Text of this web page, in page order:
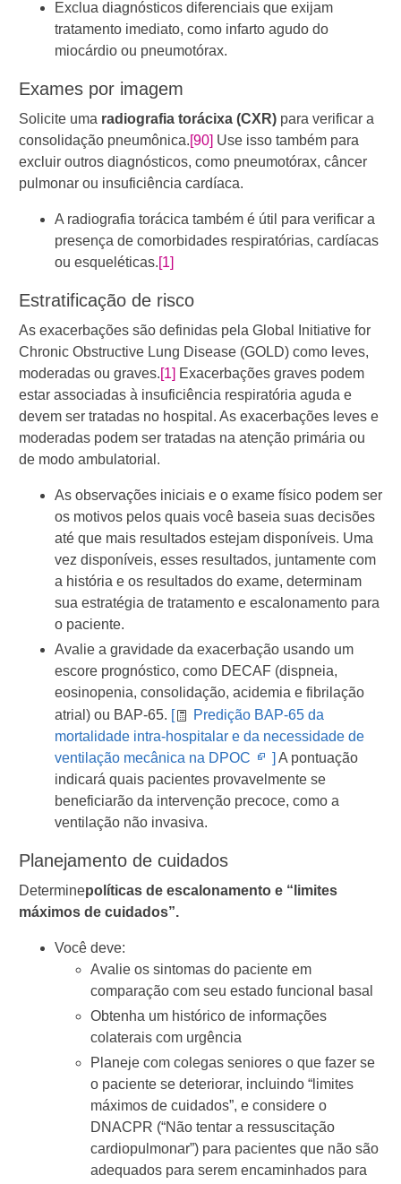
Exclua diagnósticos diferenciais que exijam
tratamento imediato, como infarto agudo do
miocárdio ou pneumotórax.
Exames por imagem
Solicite uma radiografia torácixa (CXR) para verificar a
consolidação pneumônica.[90] ​ Use isso também para
excluir outros diagnósticos, como pneumotórax, câncer
pulmonar ou insuficiência cardíaca.
A radiografia torácica também é útil para verificar a
presença de comorbidades respiratórias, cardíacas
ou esqueléticas.[1]
Estratificação de risco
As exacerbações são definidas pela Global Initiative for
Chronic Obstructive Lung Disease (GOLD) como leves,
moderadas ou graves.[1] ​ Exacerbações graves podem
estar associadas à insuficiência respiratória aguda e
devem ser tratadas no hospital. As exacerbações leves e
moderadas podem ser tratadas na atenção primária ou
de modo ambulatorial.
As observações iniciais e o exame físico podem ser
os motivos pelos quais você baseia suas decisões
até que mais resultados estejam disponíveis. Uma
vez disponíveis, esses resultados, juntamente com
a história e os resultados do exame, determinam
sua estratégia de tratamento e escalonamento para
o paciente.
Avalie a gravidade da exacerbação usando um
escore prognóstico, como DECAF (dispneia,
eosinopenia, consolidação, acidemia e fibrilação
atrial) ou BAP-65. [
Predição BAP-65 da
mortalidade intra-hospitalar e da necessidade de
ventilação mecânica na DPOC
Opens
in
new
] ​ A pontuação
indicará quais pacientes provavelmente se
beneficiarão da intervenção precoce, como a
ventilação não invasiva.
Planejamento de cuidados
Determinepolíticas de escalonamento e “limites
máximos de cuidados”.
Você deve:
Avalie os sintomas do paciente em
comparação com seu estado funcional basal
Obtenha um histórico de informações
colaterais com urgência
Planeje com colegas seniores o que fazer se
o paciente se deteriorar, incluindo “limites
máximos de cuidados”, e considere o
DNACPR (“Não tentar a ressuscitação
cardiopulmonar”) para pacientes que não são
adequados para serem encaminhados para